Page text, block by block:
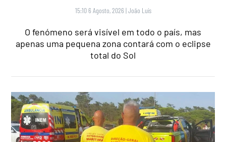
15:10 6 Agosto, 2026 |João Luís
O fenómeno será visível em todo o país, mas
apenas uma pequena zona contará com o eclipse
total do Sol